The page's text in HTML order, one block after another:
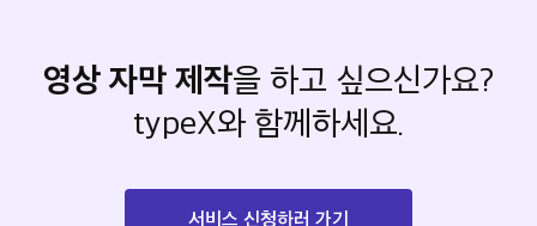
영상 자막 제작을 하고 싶으신가요?
typeX와 함께하세요.
서비스 신청하러 가기